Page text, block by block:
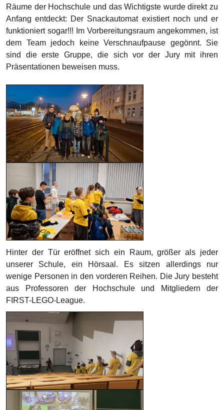
Hinter der Tür eröffnet sich ein Raum, größer als jeder
unserer Schule, ein Hörsaal. Es sitzen allerdings nur
wenige Personen in den vorderen Reihen. Die Jury besteht
aus Professoren der Hochschule und Mitgliedern der
FIRST-LEGO-League.
Nach jeder 5-minütigen Präsentation folgen Fragen, auf die
die Gruppe souveräne Antworten findet und auch auf
ungeplante Störungen aus den Zuschauerrängen
reagierten sie gelassen. An dieser Stelle können wir
Coaches bereits anfügen, dass wir sehr stolz auf die
gezeigten Leistungen des gesamten Teams sind!